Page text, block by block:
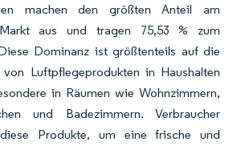
machen den größten Anteil am
Markt aus und tragen 75,53 % zum
Dominanz ist größtenteils auf die
Luftpflegeprodukten in Haushalten
in Räumen wie Wohnzimmern,
und Badezimmern. Verbraucher
Produkte, um eine frische und